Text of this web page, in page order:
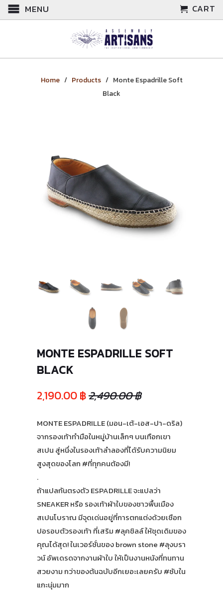
MENU CART
Home/ Products / Monte Espadrille Soft
Black
MONTE ESPADRILLE SOFT
BLACK
2,190.00 ฿2,490.00 ฿
MONTE ESPADRILLE (มอน-เต้-เอส-ปา-ดริล)
จากรองเท้าทำมือในหมู่บ้านเล็กๆ บนเทือกเขา
สเปน สู่หนึ่งในรองเท้าลำลองที่ได้รับความนิยม
สูงสุดของโลก #ที่ทุกคนต้องมี!
.
ถ้าแปลกันตรงตัว ESPADRILLE จะแปลว่า
SNEAKER หรือ รองเท้าผ้าใบของชาวพื้นเมือง
สเปนโบราณ มีจุดเด่นอยู่ที่การตกแต่งด้วยเชือก
ปอรอบตัวรองเท้า ที่เสริม #ลุคชิลล์ ให้ชุดเดิมของ
คุณได้สุด! ในเวอร์ชั่นของ brown stone #ลุงบรา
วน์ อัพเดรดจากงานผ้าใบ ให้เป็นงานหนังที่ทนทาน
สวยงาม กว่าของต้นฉบับอีกเยอะเลยครับ #ซับใน
แกะนุ่มมาก